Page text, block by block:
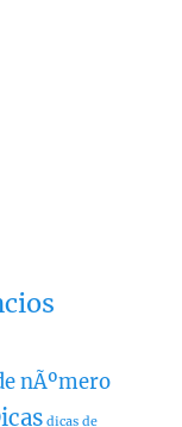
nÃºmero
dicas de